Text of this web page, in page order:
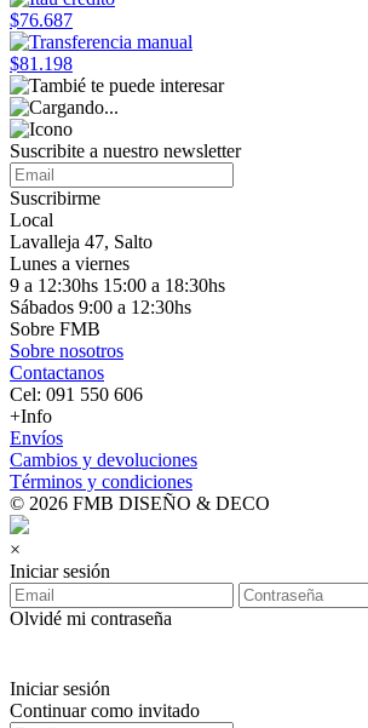
$76.687
$81.198
Suscribite a nuestro newsletter
Suscribirme
Local
Lavalleja 47, Salto
Lunes a viernes
9 a 12:30hs 15:00 a 18:30hs
Sábados 9:00 a 12:30hs
Sobre FMB
Sobre nosotros
Contactanos
Cel: 091 550 606
+Info
Envíos
Cambios y devoluciones
Términos y condiciones
© 2026 FMB DISEÑO & DECO
×
Iniciar sesión
Olvidé mi contraseña
Iniciar sesión
Continuar como invitado